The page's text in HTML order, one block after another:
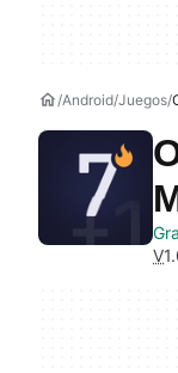
Android Juegos
V